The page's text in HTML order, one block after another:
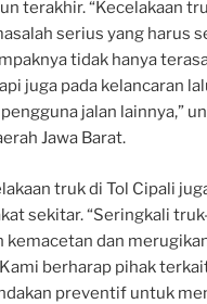
terakhir. “Kecelakaan
serius yang harus
tidak hanya
juga pada kelancaran
jalan lainnya,”
Jawa Barat.
truk di Tol Cipali
sekitar. “Seringkali
kemacetan dan
berharap pihak
preventif untuk